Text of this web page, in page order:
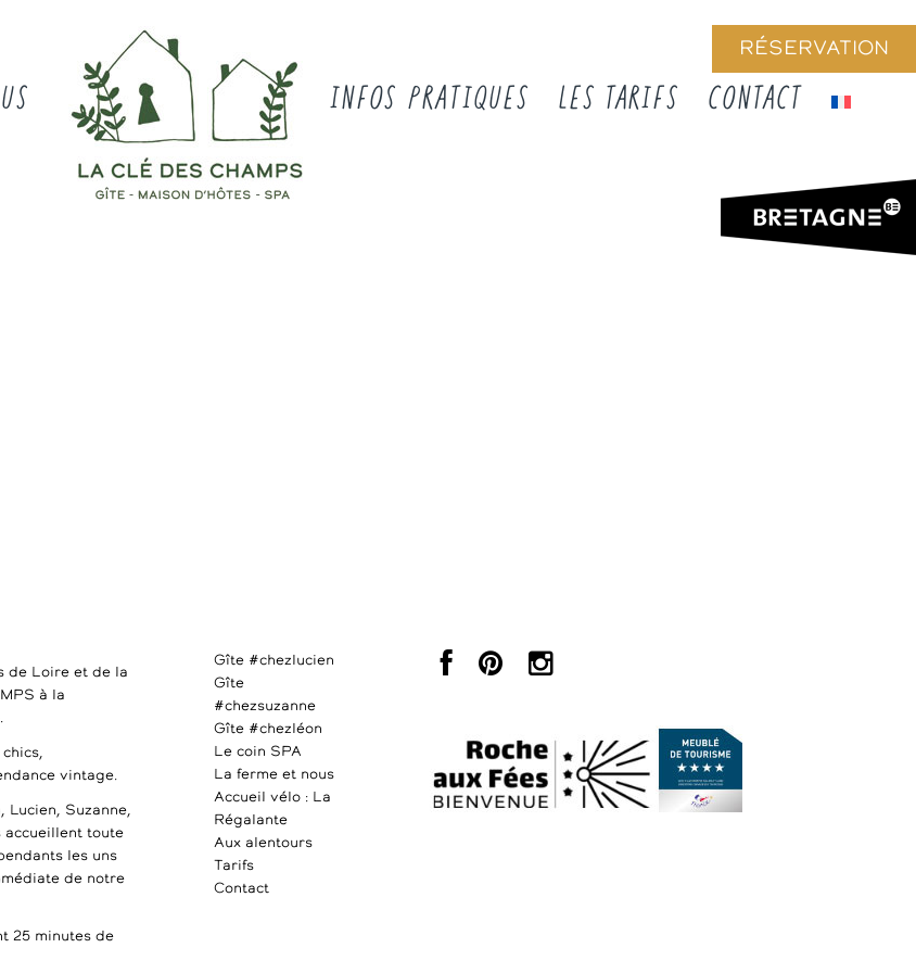
RÉSERVATION
INFOS PRATIQUES LES TARIFS CONTACT
de Loire et de la
à la
chics,
vintage.
Lucien, Suzanne,
accueillent toute
les uns
de notre
25 minutes de
Gîte #chezlucien
Gîte
#chezsuzanne
Gîte #chezléon
Le coin SPA
La ferme et nous
Accueil vélo : La
Régalante
Aux alentours
Tarifs
Contact